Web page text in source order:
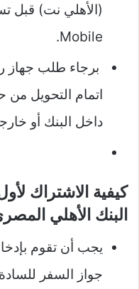
Mobile.
برجاء طلب جهاز
اتمام التحويل
داخل البنك أو
كيفية الاشتراك
البنك الأهلي
يجب أن تقوم
جواز السفر